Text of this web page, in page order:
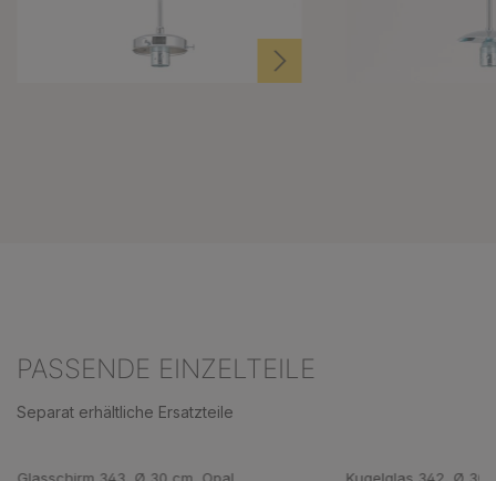
PASSENDE EINZELTEILE
Separat erhältliche Ersatzteile
Glasschirm 343, Ø 30 cm, Opal
Kugelglas 342, Ø 30